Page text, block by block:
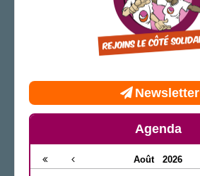
Newsletter
Agenda
Août 2026